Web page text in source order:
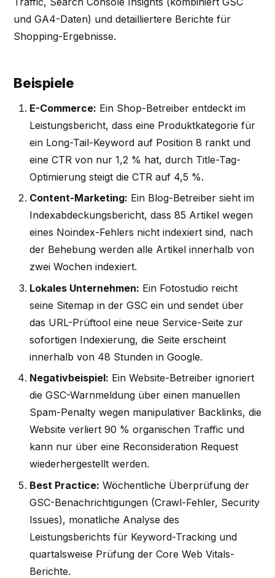
und GA4-Daten) und detailliertere Berichte für
Shopping-Ergebnisse.
Beispiele
E-Commerce: Ein Shop-Betreiber entdeckt im
Leistungsbericht, dass eine Produktkategorie für
ein Long-Tail-Keyword auf Position 8 rankt und
eine CTR von nur 1,2 % hat, durch Title-Tag-
Optimierung steigt die CTR auf 4,5 %.
Content-Marketing: Ein Blog-Betreiber sieht im
Indexabdeckungsbericht, dass 85 Artikel wegen
eines Noindex-Fehlers nicht indexiert sind, nach
der Behebung werden alle Artikel innerhalb von
zwei Wochen indexiert.
Lokales Unternehmen: Ein Fotostudio reicht
seine Sitemap in der GSC ein und sendet über
das URL-Prüftool eine neue Service-Seite zur
sofortigen Indexierung, die Seite erscheint
innerhalb von 48 Stunden in Google.
Negativbeispiel: Ein Website-Betreiber ignoriert
die GSC-Warnmeldung über einen manuellen
Spam-Penalty wegen manipulativer Backlinks, die
Website verliert 90 % organischen Traffic und
kann nur über eine Reconsideration Request
wiederhergestellt werden.
Best Practice: Wöchentliche Überprüfung der
GSC-Benachrichtigungen (Crawl-Fehler, Security
Issues), monatliche Analyse des
Leistungsberichts für Keyword-Tracking und
quartalsweise Prüfung der Core Web Vitals-
Berichte.